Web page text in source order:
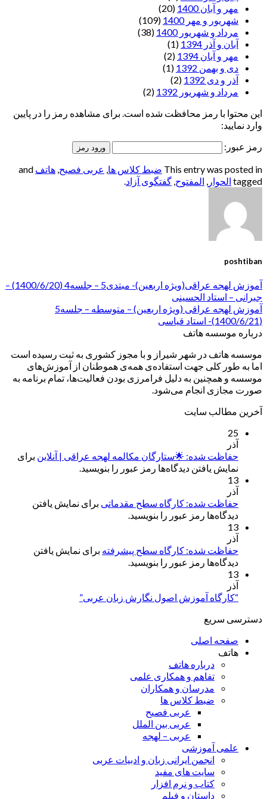
مهر و آبان 1400
(20)
شهریور و مهر 1400
(109)
مرداد و شهریور 1400
(38)
آبان و آذر 1394
(1)
مهر و آبان 1394
(2)
دی و بهمن 1392
(1)
آذر و دی 1392
(2)
مرداد و شهریور 1392
(2)
این محتوا با رمز محافظت شده است. برای مشاهده رمز را در پایین
وارد نمایید:
رمز عبور:
This entry was posted in ضبط کلاس ها, عربی فصیح, هاتف and
tagged الحوار , المفتوح, گفتگوی آزاد.
poshtiban
آموزش لهجه عراقی(ویژه اربعین)- مبتدی5 – جلسه4 (1400/6/20) –
جبرانی – استاد الحسینی
آموزش لهجه عراقی (ویژه اربعین) – متوسطه – جلسه5
(1400/6/21)- استاد قیاسی
درباره موسسه هاتف
موسسه هاتف در شهر شیراز و با مجوز کشوری به ثبت رسیده است
اما به طور کلی جهت استفاده‌ی همه‌ی هموطنان از آموزش‌های
موسسه و همچنین به دلیل فرامرزی بودن فعالیت‌ها، تمام برنامه به
صورت مجازی انجام می‌شود.
آخرین مطالب سایت
25
آذر
حفاظت شده: 🌟ستارگان مکالمه لهجه عراقی | آنلاین برای
نمایش یافتن دیدگاه‌ها رمز عبور را بنویسید.
13
آذر
حفاظت شده: کارگاه سطح مقدماتی برای نمایش یافتن
دیدگاه‌ها رمز عبور را بنویسید.
13
آذر
حفاظت شده: کارگاه سطح پیشرفته برای نمایش یافتن
دیدگاه‌ها رمز عبور را بنویسید.
13
آذر
“کارگاه آموزش اصول نگارش زبان عربی”
دسترسی سریع
صفحه اصلی
هاتف
درباره هاتف
تفاهم و همکاری علمی
مدرسان و همکاران
ضبط کلاس ها
عربی فصیح
عربی بین الملل
عربی – لهجه
علمی آموزشی
انجمن ایرانی زبان و ادبیات عربی
سایت های مفید
کتاب و نرم افزار
داستان و فیلم